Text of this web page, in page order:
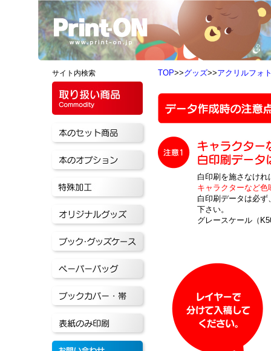
サイト内検索 TOP>>グッズ>>アクリルフォ
白印刷を施さなけ
キャラクターなど
白印刷データは必
下さい。
グレースケール（